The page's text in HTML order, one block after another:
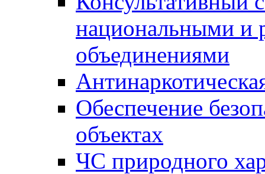
национальными и
объединениями
Обеспечение
объектах
ЧС природного